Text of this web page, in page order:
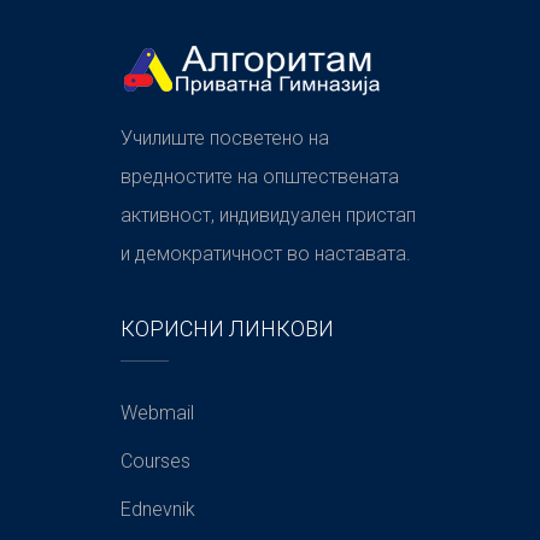
Училиште посветено на
вредностите на општествената
активност, индивидуален пристап
и демократичност во наставата.
КОРИСНИ ЛИНКОВИ
Webmail
Courses
Ednevnik